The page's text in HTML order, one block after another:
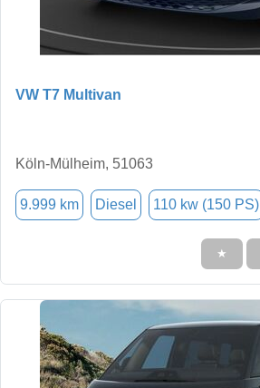
VW T7 Multivan
Köln-Mülheim, 51063
9.999 km Diesel 110 kw (150 PS)
★